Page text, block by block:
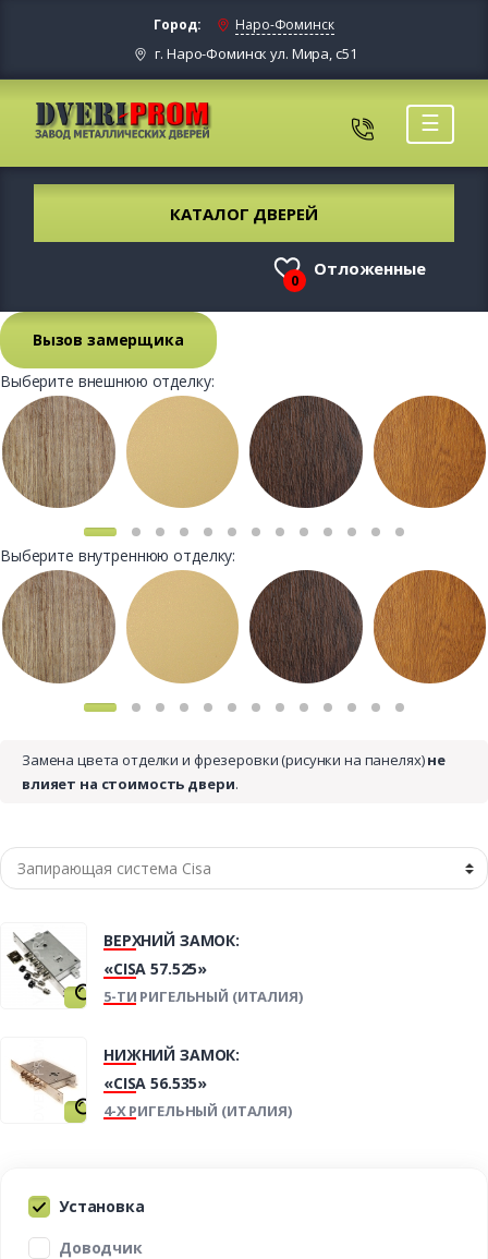
Город: Наро-Фоминск
г. Наро-Фоминск ул. Мира, с51
☰
КАТАЛОГ ДВЕРЕЙ
0
Отложенные
Вызов замерщика
Выберите внешнюю отделку:
Выберите внутреннюю отделку:
Замена цвета отделки и фрезеровки (рисунки на панелях)не
влияет на стоимость двери.
ВЕРХНИЙ ЗАМОК:
«CISA 57.525»
5-ТИ РИГЕЛЬНЫЙ (ИТАЛИЯ)
НИЖНИЙ ЗАМОК:
«CISA 56.535»
4-Х РИГЕЛЬНЫЙ (ИТАЛИЯ)
Установка
Доводчик